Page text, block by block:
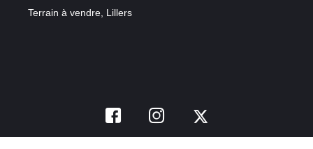
Terrain à vendre, Lillers